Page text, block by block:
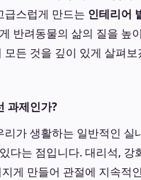
급스럽게 만드는 인테리어
반려동물의 삶의 질을 높
모든 것을 깊이 있게 살펴보
과제인가?
가 생활하는 일반적인 실
다는 점입니다. 대리석,
게 만들어 관절에 지속적